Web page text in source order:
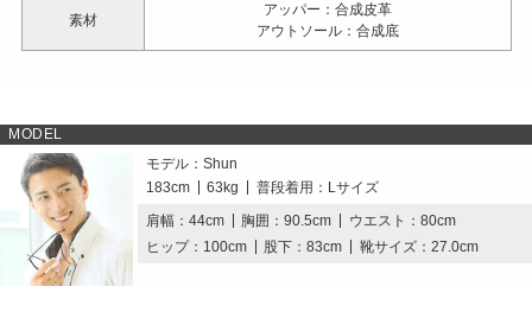
素材
アッパー：合成皮革
アウトソール：合成底
MODEL
モデル：Shun
183cm
63kg 普段着用：Lサイズ
肩幅：44cm 胸囲：90.5cm
ウエスト：80cm
ヒップ：100cm
股下：83cm 靴サイズ：27.0cm